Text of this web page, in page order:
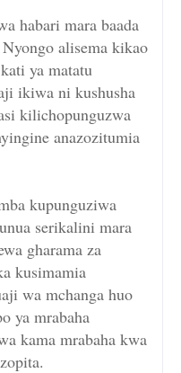
habari mara baada
alisema kikao
ya matatu
ikiwa ni kushusha
kilichopunguzwa
anazozitumia
kupunguziwa
serikalini mara
gharama za
kusimamia
wa mchanga huo
ya mrabaha
kama mrabaha kwa